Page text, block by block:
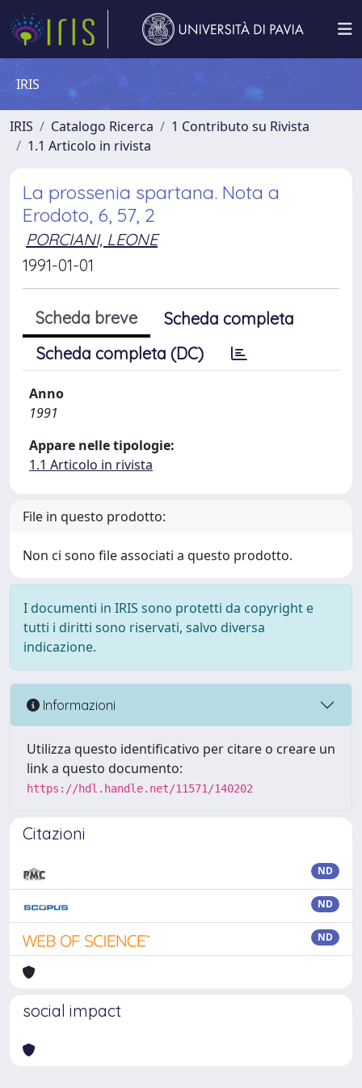
IRIS
IRIS Catalogo Ricerca
1 Contributo su Rivista
1.1 Articolo in rivista
La prossenia spartana. Nota a
Erodoto, 6, 57, 2
PORCIANI, LEONE
1991-01-01
Scheda breve
Scheda completa
Scheda completa (DC)
Anno
1991
Appare nelle tipologie:
1.1 Articolo in rivista
File in questo prodotto:
Non ci sono file associati a questo prodotto.
I documenti in IRIS sono protetti da copyright e
tutti i diritti sono riservati, salvo diversa
indicazione.
Informazioni
Utilizza questo identificativo per citare o creare un
link a questo documento:
https://hdl.handle.net/11571/140202
Citazioni
ND
ND
ND
social impact